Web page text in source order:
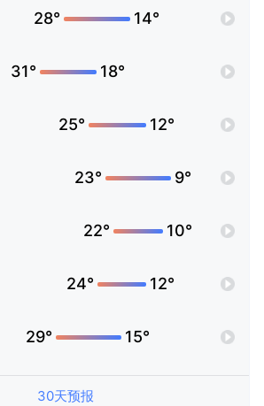
28° 14°
31° 18°
25° 12°
23° 9°
22° 10°
24° 12°
29° 15°
30天预报